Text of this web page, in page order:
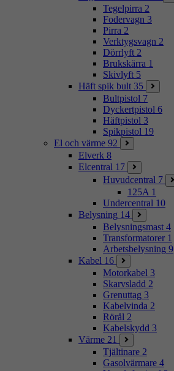
Tegelpirra 2
Fodervagn 3
Pirra 2
Verktygsvagn 2
Dörrlyft 2
Brukskärra 1
Skivlyft 5
Häft spik bult 35
Bultpistol 7
Dyckertpistol 6
Häftpistol 3
Spikpistol 19
El och värme 92
Elverk 8
Elcentral 17
Huvudcentral 7
125A 1
Undercentral 10
Belysning 14
Belysningsmast 4
Transformatorer 1
Arbetsbelysning 9
Kabel 16
Motorkabel 3
Skarvsladd 2
Grenuttag 3
Kabelvinda 2
Rörål 2
Kabelskydd 3
Värme 21
Tjältinare 2
Gasolvärmare 4